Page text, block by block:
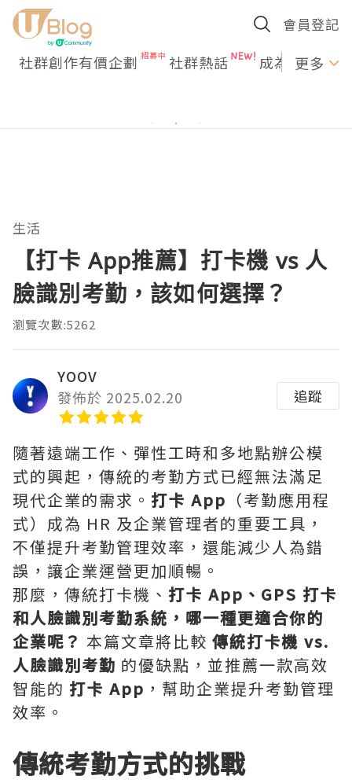
會員登記
社群創作有價企劃 社群熱話 成為U更多
生活
【打卡 App推薦】打卡機 vs 人
臉識別考勤，該如何選擇？
瀏覽次數:5262
YOOV
發佈於 2025.02.20
追蹤
隨著遠端工作、彈性工時和多地點辦公模
式的興起，傳統的考勤方式已經無法滿足
現代企業的需求。 打卡 App （考勤應用程
式）成為 HR 及企業管理者的重要工具，
不僅提升考勤管理效率，還能減少人為錯
誤，讓企業運營更加順暢。
那麼，傳統打卡機、 打卡 App、GPS 打卡
和人臉識別考勤系統，哪一種更適合你的
企業呢？ 本篇文章將比較 傳統打卡機 vs.
人臉識別考勤 的優缺點，並推薦一款高效
智能的 打卡 App ，幫助企業提升考勤管理
效率。
傳統考勤方式的挑戰